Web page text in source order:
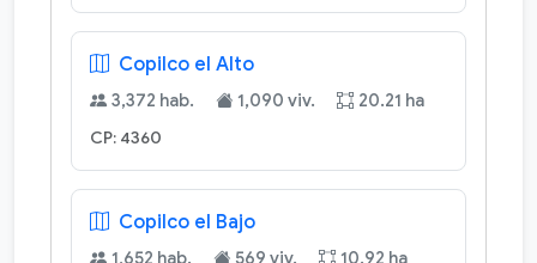
Copilco el Alto
3,372 hab. 1,090 viv. 20.21 ha
CP: 4360
Copilco el Bajo
1,652 hab. 569 viv. 10.92 ha